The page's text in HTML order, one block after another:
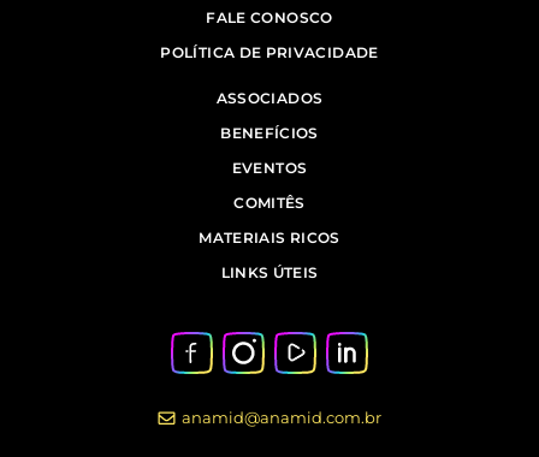
FALE CONOSCO
POLÍTICA DE PRIVACIDADE
ASSOCIADOS
BENEFÍCIOS
EVENTOS
COMITÊS
MATERIAIS RICOS
LINKS ÚTEIS
anamid@anamid.com.br